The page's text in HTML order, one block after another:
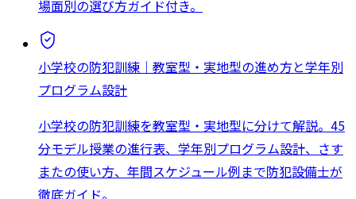
場面別の選び方ガイド付き。
小学校の防犯訓練｜教室型・実地型の進め方と学年別
プログラム設計
小学校の防犯訓練を教室型・実地型に分けて解説。45
分モデル授業の進行表、学年別プログラム設計、さす
またの使い方、年間スケジュール例まで防犯設備士が
徹底ガイド。